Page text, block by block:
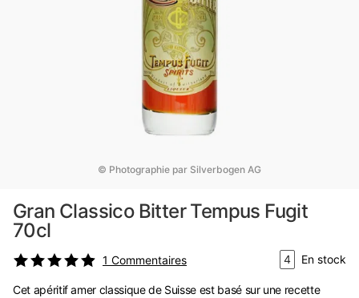
© Photographie par Silverbogen AG
Gran Classico Bitter Tempus Fugit
70cl
1 Commentaires 4 En stock
Cet apéritif amer classique de Suisse est basé sur une recette